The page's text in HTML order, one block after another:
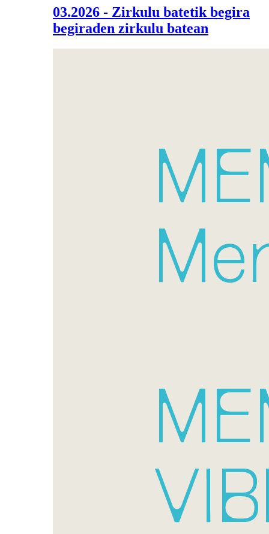
03.2026 - Zirkulu batetik begira
begiraden zirkulu batean